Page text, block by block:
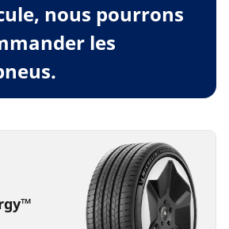
nous pourrons
les